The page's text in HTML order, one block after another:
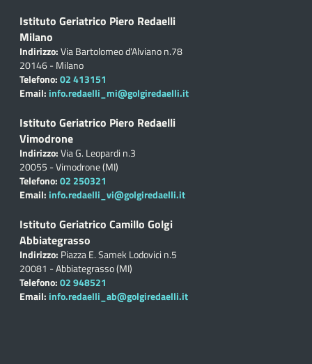
Istituto Geriatrico Piero Redaelli
Milano
Indirizzo:Via Bartolomeo d'Alviano n.78
20146 - Milano
Telefono:02 413151
Email: info.redaelli_mi@golgiredaelli.it
Istituto Geriatrico Piero Redaelli
Vimodrone
Indirizzo:Via G. Leopardi n.3
20055 - Vimodrone (MI)
Telefono:02 250321
Email: info.redaelli_vi@golgiredaelli.it
Istituto Geriatrico Camillo Golgi
Abbiategrasso
Indirizzo: Piazza E. Samek Lodovici n.5
20081 - Abbiategrasso (MI)
Telefono:02 948521
Email: info.redaelli_ab@golgiredaelli.it